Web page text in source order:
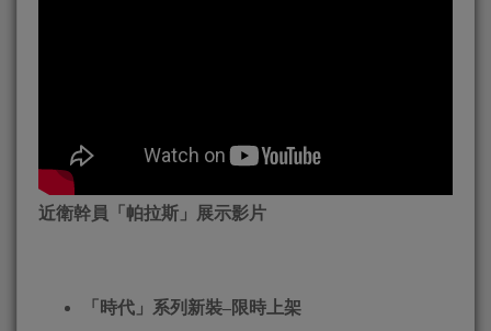
近衛幹員「帕拉斯」展示影片
「時代」系列新裝–限時上架